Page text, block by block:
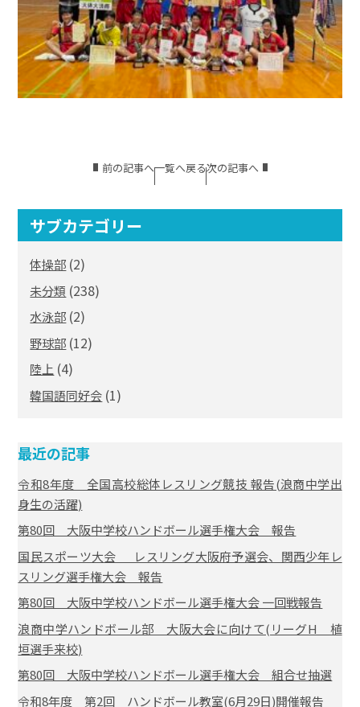
前の記事へ一覧へ戻る次の記事へ
サブカテゴリー
体操部 (2)
未分類 (238)
水泳部 (2)
野球部 (12)
陸上 (4)
韓国語同好会 (1)
最近の記事
令和8年度 全国高校総体レスリング競技 報告(浪商中学出
身生の活躍)
第80回 大阪中学校ハンドボール選手権大会 報告
国民スポーツ大会 レスリング大阪府予選会、関西少年レ
スリング選手権大会 報告
第80回 大阪中学校ハンドボール選手権大会 一回戦報告
浪商中学ハンドボール部 大阪大会に向けて(リーグH 植
垣選手来校)
第80回 大阪中学校ハンドボール選手権大会 組合せ抽選
令和8年度 第2回 ハンドボール教室(6月29日)開催報告